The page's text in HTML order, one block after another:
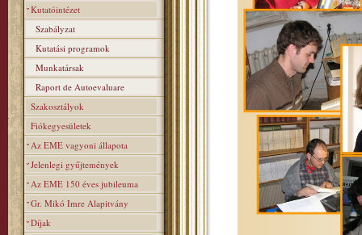
Kutatóintézet
Szabályzat
Kutatási programok
Munkatársak
Raport de Autoevaluare
Szakosztályok
Fiókegyesületek
Az EME vagyoni állapota
Jelenlegi gyűjtemények
Az EME 150 éves jubileuma
Gr. Mikó Imre Alapitvány
Díjak